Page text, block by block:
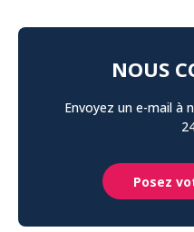
NOUS
Envoyez un e-mail à
Posez